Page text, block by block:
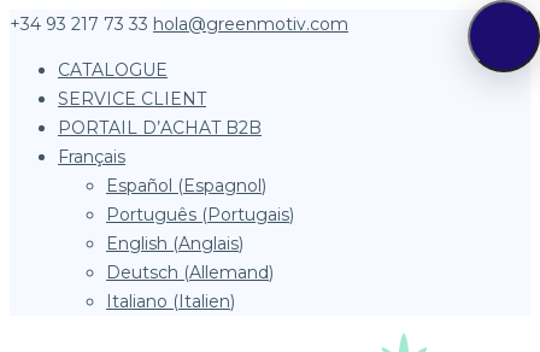
+34 93 217 73 33 hola@greenmotiv.com
CATALOGUE
SERVICE CLIENT
PORTAIL D’ACHAT B2B
Français
Español (Espagnol)
Português (Portugais)
English (Anglais)
Deutsch (Allemand)
Italiano (Italien)